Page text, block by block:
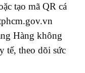
tạo mã QR cá
Hàng không
tế, theo dõi sức